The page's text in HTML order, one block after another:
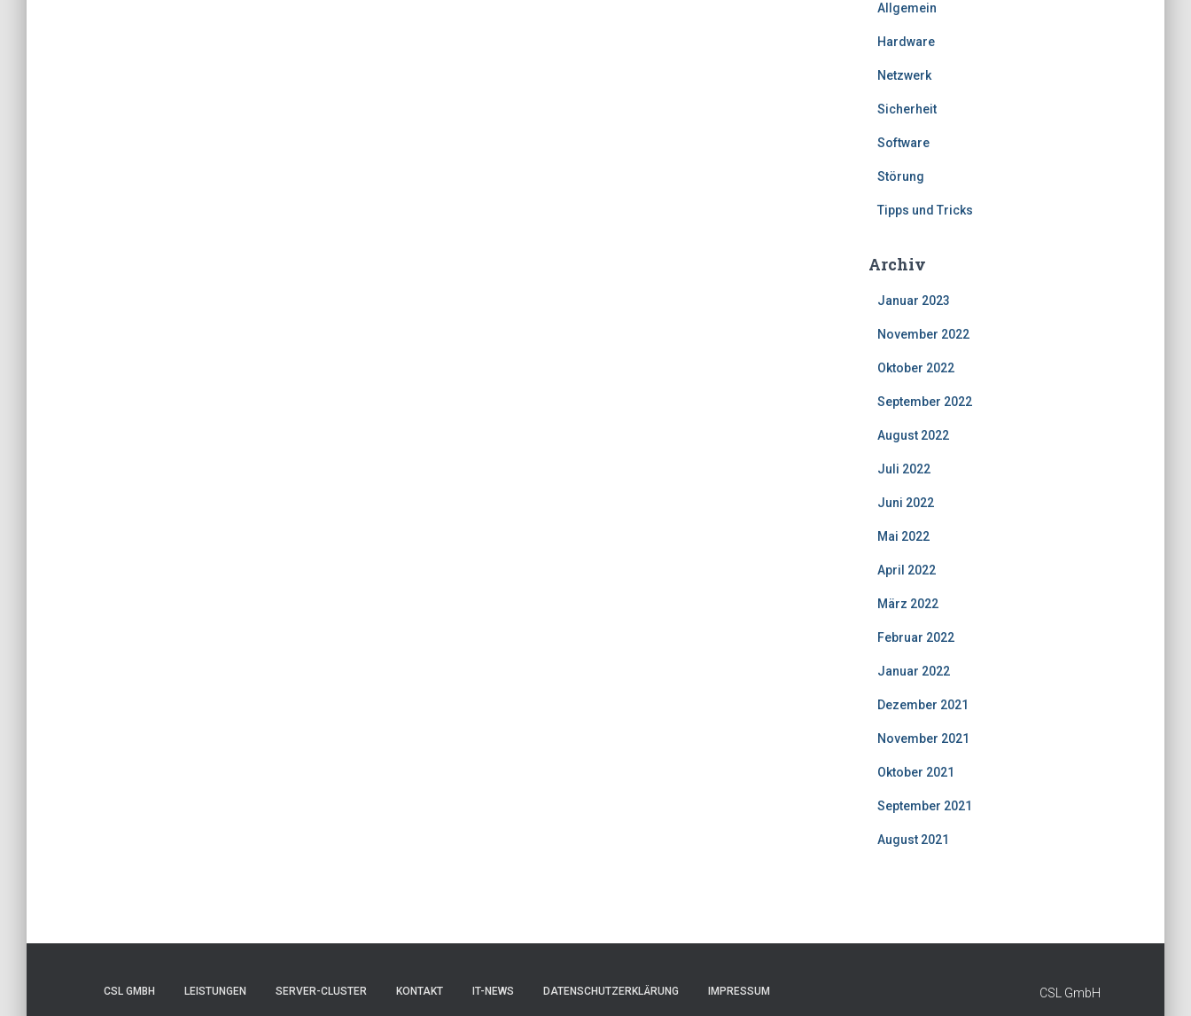
Allgemein
Hardware
Netzwerk
Sicherheit
Software
Störung
Tipps und Tricks
Archiv
Januar 2023
November 2022
Oktober 2022
September 2022
August 2022
Juli 2022
Juni 2022
Mai 2022
April 2022
März 2022
Februar 2022
Januar 2022
Dezember 2021
November 2021
Oktober 2021
September 2021
August 2021
CSL GMBH LEISTUNGEN SERVER-CLUSTER KONTAKT IT-NEWS DATENSCHUTZERKLÄRUNG IMPRESSUM CSL GmbH